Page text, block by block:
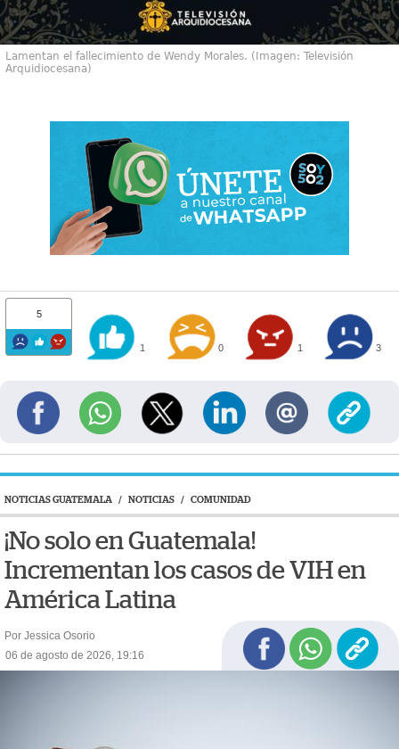
Lamentan el fallecimiento de Wendy Morales. (Imagen: Televisión
Arquidiocesana)
5
1 0 1 3
NOTICIAS GUATEMALA / NOTICIAS / COMUNIDAD
¡No solo en Guatemala!
Incrementan los casos de VIH en
América Latina
Por Jessica Osorio
06 de agosto de 2026, 19:16